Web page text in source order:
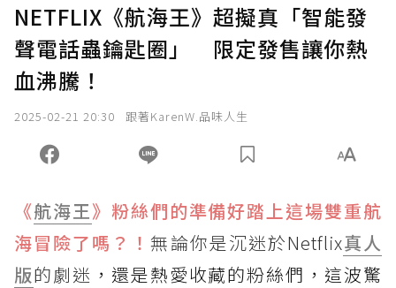
NETFLIX《航海王》超擬真「智能發
聲電話蟲鑰匙圈」 限定發售讓你熱
血沸騰！
2025-02-21 20:30 跟著KarenW.品味人生
《航海王》粉絲們的準備好踏上這場雙重航
海冒險了嗎？！無論你是沉迷於Netflix真人
版的劇迷 ，還是熱愛收藏的粉絲們，這波驚